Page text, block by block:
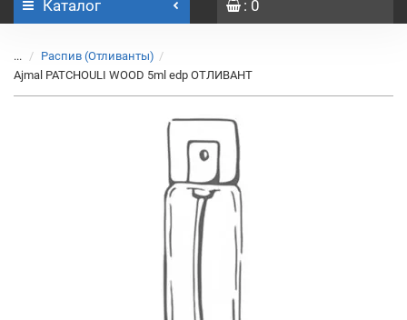
Каталог : 0
...
Распив (Отливанты)
Ajmal PATCHOULI WOOD 5ml edp ОТЛИВАНТ